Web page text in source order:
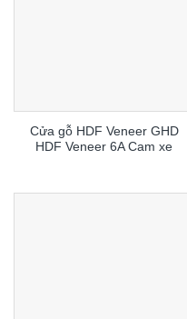
Cửa gỗ HDF Veneer GHD
HDF Veneer 6A Cam xe